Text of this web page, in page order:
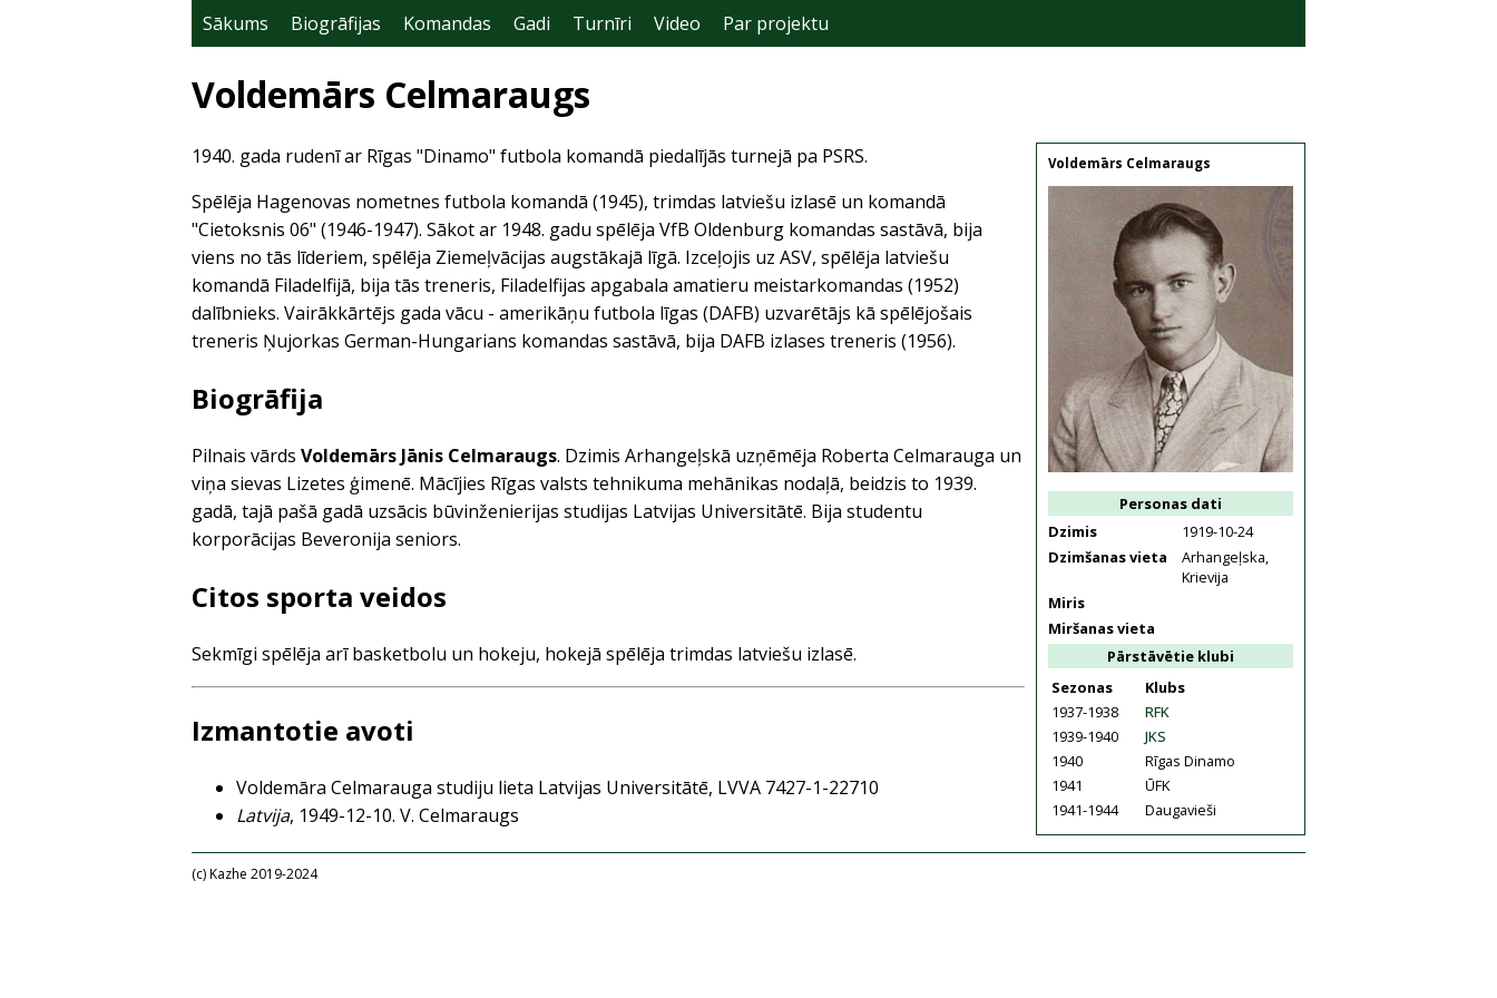
Sākums Biogrāfijas Komandas Gadi Turnīri Video Par projektu
Voldemārs Celmaraugs
Voldemārs Celmaraugs
Personas dati
Dzimis
1919-10-24
Dzimšanas vieta
Arhangeļska,
Krievija
Miris
Miršanas vieta
Pārstāvētie klubi
Sezonas
Klubs
1937-1938
RFK
1939-1940
JKS
1940
Rīgas Dinamo
1941
ŪFK
1941-1944
Daugavieši
1940. gada rudenī ar Rīgas "Dinamo" futbola komandā piedalījās turnejā pa PSRS.
Spēlēja Hagenovas nometnes futbola komandā (1945), trimdas latviešu izlasē un komandā
"Cietoksnis 06" (1946-1947). Sākot ar 1948. gadu spēlēja VfB Oldenburg komandas sastāvā, bija
viens no tās līderiem, spēlēja Ziemeļvācijas augstākajā līgā. Izceļojis uz ASV, spēlēja latviešu
komandā Filadelfijā, bija tās treneris, Filadelfijas apgabala amatieru meistarkomandas (1952)
dalībnieks. Vairākkārtējs gada vācu - amerikāņu futbola līgas (DAFB) uzvarētājs kā spēlējošais
treneris Ņujorkas German-Hungarians komandas sastāvā, bija DAFB izlases treneris (1956).
Biogrāfija
Pilnais vārds Voldemārs Jānis Celmaraugs. Dzimis Arhangeļskā uzņēmēja Roberta Celmarauga un
viņa sievas Lizetes ģimenē. Mācījies Rīgas valsts tehnikuma mehānikas nodaļā, beidzis to 1939.
gadā, tajā pašā gadā uzsācis būvinženierijas studijas Latvijas Universitātē. Bija studentu
korporācijas Beveronija seniors.
Citos sporta veidos
Sekmīgi spēlēja arī basketbolu un hokeju, hokejā spēlēja trimdas latviešu izlasē.
Izmantotie avoti
Voldemāra Celmarauga studiju lieta Latvijas Universitātē, LVVA 7427-1-22710
Latvija, 1949-12-10. V. Celmaraugs
(c) Kazhe 2019-2024